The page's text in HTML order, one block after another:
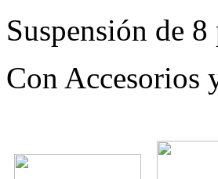
Suspensión de
Con Accesorios